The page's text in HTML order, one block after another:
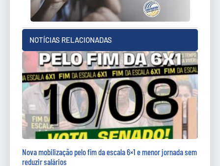
NOTÍCIAS RELACIONADAS
Nova mobilização pelo fim da escala 6×1 e menor jornada sem
reduzir salários